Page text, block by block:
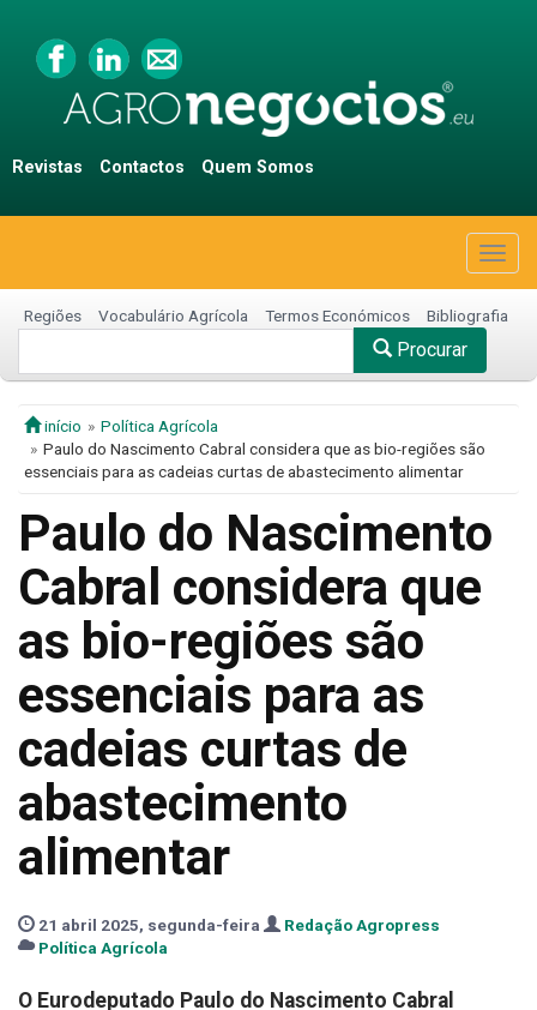
Revistas Contactos Quem Somos
Regiões Vocabulário Agrícola Termos Económicos Bibliografia
Procurar
início
Política Agrícola
Paulo do Nascimento Cabral considera que as bio-regiões são
essenciais para as cadeias curtas de abastecimento alimentar
Paulo do Nascimento
Cabral considera que
as bio-regiões são
essenciais para as
cadeias curtas de
abastecimento
alimentar
21 abril 2025, segunda-feira
Redação Agropress
Política Agrícola
O Eurodeputado Paulo do Nascimento Cabral